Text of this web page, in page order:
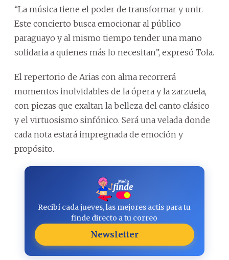
“La música tiene el poder de transformar y unir.
Este concierto busca emocionar al público
paraguayo y al mismo tiempo tender una mano
solidaria a quienes más lo necesitan”, expresó Tola.
El repertorio de Arias con alma recorrerá
momentos inolvidables de la ópera y la zarzuela,
con piezas que exaltan la belleza del canto clásico
y el virtuosismo sinfónico. Será una velada donde
cada nota estará impregnada de emoción y
propósito.
Recibí cada jueves, las mejores actis para tu
finde directo a tu correo
Newsletter